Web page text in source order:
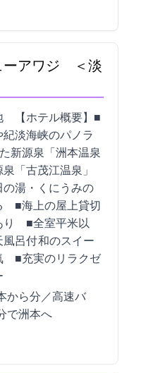
ーアワジ ＜淡
【ホテル概要】■
淡海峡のパノラ
た新源泉「洲本温泉
「古茂江温泉」
湯・くにうみの
海上50mの屋上貸切
■全室80平米以
風呂付 和のスイー
■充実のリラクゼ
ICから15分／高速バ
で洲本BCへ